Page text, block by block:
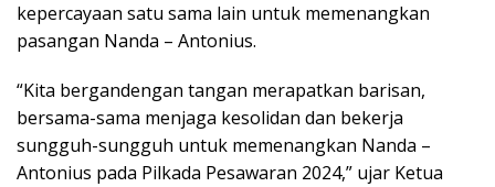
kepercayaan satu sama lain untuk memenangkan
pasangan Nanda – Antonius.
“Kita bergandengan tangan merapatkan barisan,
bersama-sama menjaga kesolidan dan bekerja
sungguh-sungguh untuk memenangkan Nanda –
Antonius pada Pilkada Pesawaran 2024,” ujar Ketua